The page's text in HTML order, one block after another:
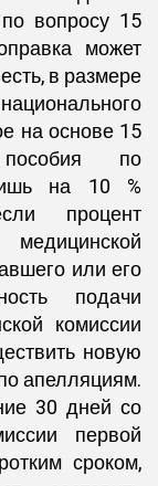
вопросу 15
может
в размере
на основе 15
по
на 10 %
процент
или его
подачи
комиссии
новую
апелляциям.
30 дней со
первой
сроком,